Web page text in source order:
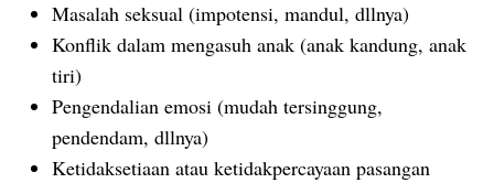
Masalah seksual (impotensi, mandul, dllnya)
Konflik dalam mengasuh anak (anak kandung, anak
tiri)
Pengendalian emosi (mudah tersinggung,
pendendam, dllnya)
Ketidaksetiaan atau ketidakpercayaan pasangan